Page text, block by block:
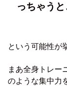
っちゃう
という可能性が
まあ全身トレー
のような集中力